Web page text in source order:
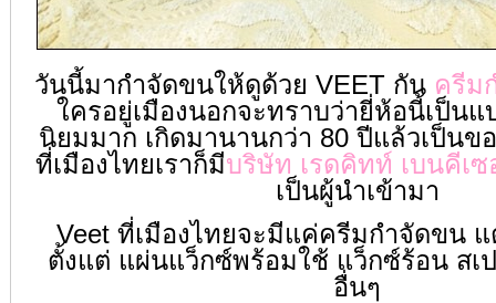
วันนี้มากำจัดขนให้ดูด้วย VEET กัน ครีม
ใครอยู่เมืองนอกจะทราบว่ายี่ห้อนี้เป็น
นิยมมาก เกิดมานานกว่า 80 ปีแล้วเป็นข
ที่เมืองไทยเราก็มีบริษัท เรดคิทท์ เบนคีเซ
เป็นผู้นำเข้ามา
Veet ที่เมืองไทยจะมีแค่ครีมกำจัดขน
ตั้งแต่ แผ่นแว็กซ์พร้อมใช้ แว็กซ์ร้อน สเ
อื่นๆ